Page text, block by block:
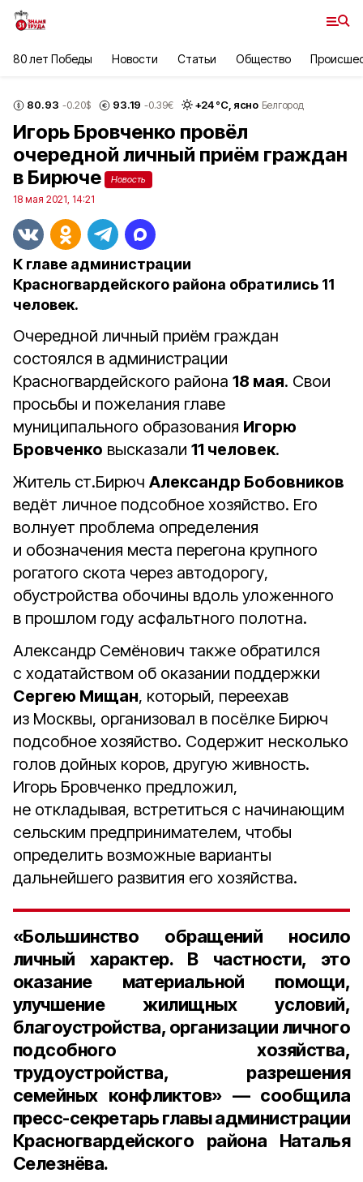
80 лет Победы Новости Статьи Общество
80.93 -0.20$ 93.19 -0.39€ +24°С, ясно Белгород
Игорь Бровченко провёл
очередной личный приём граждан
в Бирюче
Новость
18 мая 2021, 14:21
К главе администрации
Красногвардейского района обратились 11
человек.
Очередной личный приём граждан
состоялся в администрации
Красногвардейского района 18 мая. Свои
просьбы и пожелания главе
муниципального образования Игорю
Бровченко высказали 11 человек.
Житель ст.Бирюч Александр Бобовников
ведёт личное подсобное хозяйство. Его
волнует проблема определения
и обозначения места перегона крупного
рогатого скота через автодорогу,
обустройства обочины вдоль уложенного
в прошлом году асфальтного полотна.
Александр Семёнович также обратился
с ходатайством об оказании поддержки
Сергею Мищан, который, переехав
из Москвы, организовал в посёлке Бирюч
подсобное хозяйство. Содержит несколько
голов дойных коров, другую живность.
Игорь Бровченко предложил,
не откладывая, встретиться с начинающим
сельским предпринимателем, чтобы
определить возможные варианты
дальнейшего развития его хозяйства.
«Большинство обращений носило
личный характер. В частности, это
оказание материальной помощи,
улучшение жилищных условий,
благоустройства, организации личного
подсобного хозяйства,
трудоустройства, разрешения
семейных конфликтов» — сообщила
пресс-секретарь главы администрации
Красногвардейского района Наталья
Селезнёва.